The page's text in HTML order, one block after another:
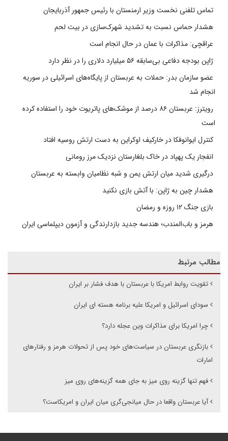
تماس تلفنی نخست وزیر ارمنستان با رئیس جمهور آذربایجان
هشدار حماس نسبت به تشدید شهرک‌سازی در بیت‌ لحم
عراقچی: مذاکرات با عمان در حال انجام است
ژاپن بودجه دفاعی بی‌سابقه ۵۶ میلیارد دلاری را در نظر دارد
عضو سازمان بدر: حملات به عربستان از پایگاه‌های اسرائیلی در سوریه
انجام شد
رویترز: عربستان ۸۶ درصد از موشک‌های پاتریوت خود را استفاده کرده
است
کنترل ایوانوفکا در خارکیف اوکراین به دست ارتش روسیه افتاد
انفجار یک پهپاد در خاک بلغارستان نزدیک مرز رومانی
درگیری شدید میان ارتش یمن و شبه نظامیان وابسته به عربستان
هشدار چین به ژاپن: با آتش بازی نکنید
بازی جنگ ۱۲ روزه و رمضان
هرمز و باب‌المندب؛ هندسه جدید بازدارندگی و آزمون دیپلماسی ایران
مطالب مرتبط
تقویت روابط امریکا با عربستان با هدف فشار بر ایران
سودای اسرائیل و امریکا علیه برنامه هسته ای ایران
چرا امریکا برای مذاکرات وین عجله دارد؟
بازنگری عربستان در سیاست‌های خود پس از تحولات هرمز و رفتارهای
امارات
فهم تنها گزینه روی میز به جای همه گزینه‌های روی میز
آیا عربستان واقعا در حال میانجی‌گری میان ایران و امریکاست؟